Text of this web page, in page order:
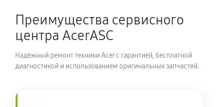
Преимущества сервисного
центра AcerASC
Надёжный ремонт техники Acer с гарантией, бесплатной
диагностикой и использованием оригинальных запчастей.